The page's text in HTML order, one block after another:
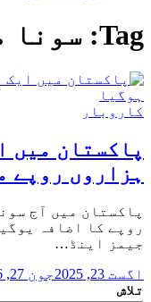
Tag: سونا
کاروبار
پاکستان میں
ہزاروں روپے
پاکستان میں آج
روپے کا اضافہ
جیمز اینڈ…
اگست 23, 2025
جون 27, 2026
تلاش